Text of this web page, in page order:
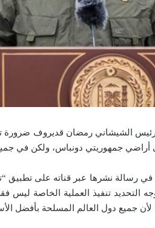
الشيشاني رمضان قديروف ضرورة
جمهوريتي دونباس، ولكن في جميع
رسالة نشرها عبر قناته على تطبيق
وجه التحديد تنفيذ العملية الخاصة
لأن جميع دول العالم المسلحة بأفضل